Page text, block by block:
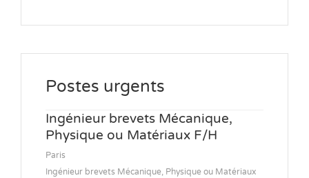
Postes urgents
Ingénieur brevets Mécanique,
Physique ou Matériaux F/H
Paris
Ingénieur brevets Mécanique, Physique ou Matériaux